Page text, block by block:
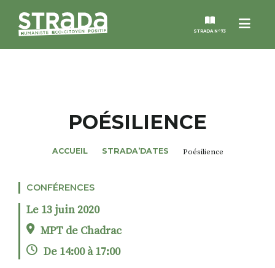
Menu
STRADA N°73
MAGAZINES
NOS THÈMES
STRADA’DATES
ALTER STRADA
ROSÉE DE MAI
POÉSILIENCE
ACCUEIL STRADA’DATES Poésilience
CONFÉRENCES
Le 13 juin 2020
MPT de Chadrac
De 14:00 à 17:00